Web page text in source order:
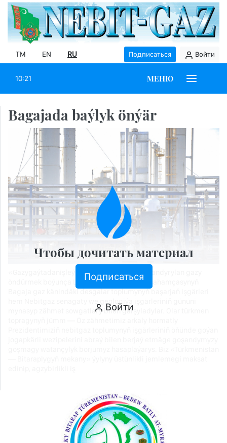
TM EN RU Подписаться Войти
10:21 МЕНЮ
Bagajada baýlyk önýär
«Gazygaýtadanişleýiş» müdirliginiň suwuklandyrylan gazy
öndürmek boýunça Lebap önümçilik edara şahamçasynyň
Bagaja gaz känindäki desgalar toplumynyň başarjaň işgärleri
hem Nebitgaz senagaty we geologiýa işgärleriniň gününi
mynasyp zähmet sowgatlary bilen garşyladylar. Olar türkmen
Чтобы дочитать материал
Подписаться
Войти